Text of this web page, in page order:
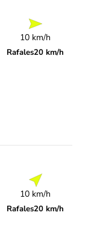
10 km/h
Rafales20 km/h
10 km/h
Rafales20 km/h